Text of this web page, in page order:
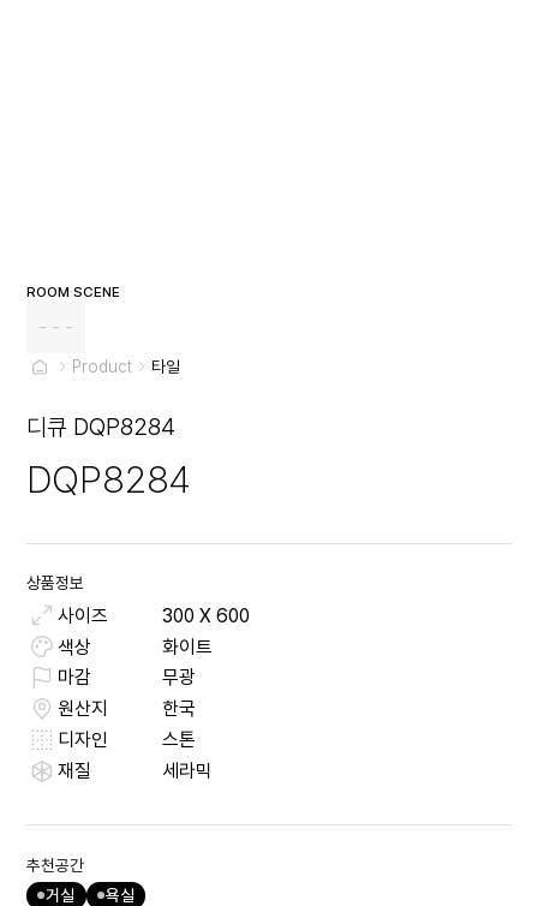
ROOM SCENE
- - -
Product 타일
디큐 DQP8284
DQP8284
상품정보
사이즈 300 X 600
색상
화이트
마감
무광
원산지
한국
디자인
스톤
재질
세라믹
추천공간
거실
욕실